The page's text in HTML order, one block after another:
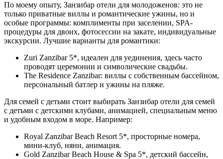
По моему опыту, Занзибар отели для молодоженов: это не
только приватные виллы и романтические ужины, но и
особые программы: комплименты при заселении, SPA-
процедуры для двоих, фотосессии на закате, индивидуальные
экскурсии. Лучшие варианты для романтики:
Zuri Zanzibar 5*, идеален для уединения, здесь часто
проводят церемонии и символические свадьбы.
The Residence Zanzibar: виллы с собственным бассейном,
персональный батлер и ужины на пляже.
Для семей с детьми стоит выбирать Занзибар отели для семей
с детьми с детскими клубами, анимацией, специальным меню
и удобным входом в море. Например:
Royal Zanzibar Beach Resort 5*, просторные номера,
мини-клуб, няни, анимация.
Gold Zanzibar Beach House & Spa 5*, детский бассейн,